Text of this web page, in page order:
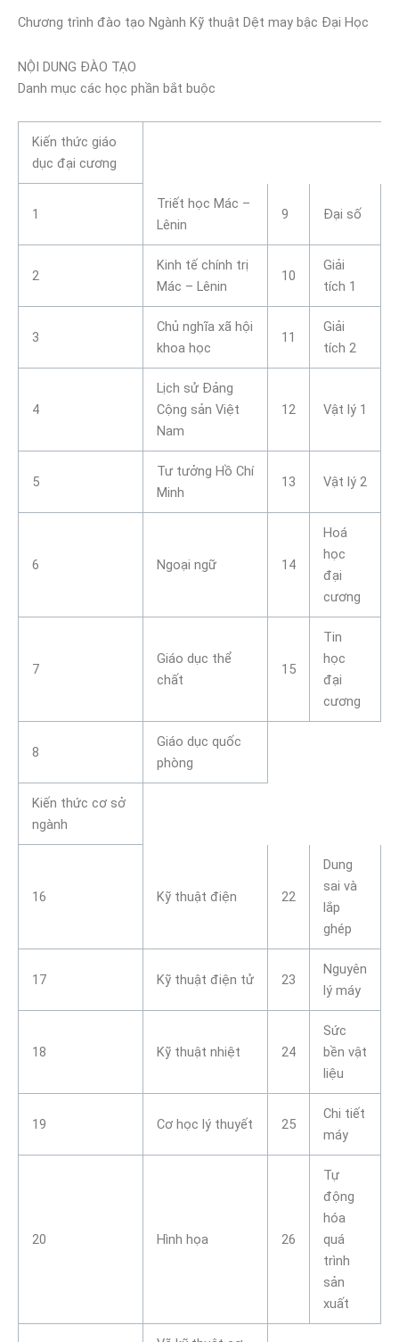
Chương trình đào tạo Ngành Kỹ thuật Dệt may bậc Đại Học
NỘI DUNG ĐÀO TẠO
Danh mục các học phần bắt buộc
Kiến thức giáo
dục đại cương
1
Triết học Mác –
Lênin
9 Đại số
2
Kinh tế chính trị
Mác – Lênin
10
Giải
tích 1
3
Chủ nghĩa xã hội
khoa học
11
Giải
tích 2
4
Lịch sử Đảng
Cộng sản Việt
Nam
12 Vật lý 1
5
Tư tưởng Hồ Chí
Minh
13 Vật lý 2
6 Ngoại ngữ 14
Hoá
học
đại
cương
7
Giáo dục thể
chất
15
Tin
học
đại
cương
8
Giáo dục quốc
phòng
Kiến thức cơ sở
ngành
16 Kỹ thuật điện 22
Dung
sai và
lắp
ghép
17 Kỹ thuật điện tử 23
Nguyên
lý máy
18 Kỹ thuật nhiệt 24
Sức
bền vật
liệu
19 Cơ học lý thuyết 25
Chi tiết
máy
20 Hình họa 26
Tự
động
hóa
quá
trình
sản
xuất